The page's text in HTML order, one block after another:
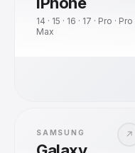
14 · 15 · 16 · 17 · Pro · Pro
Max
↗
SAMSUNG